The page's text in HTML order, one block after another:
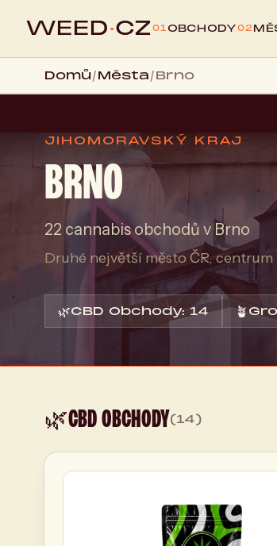
WEED·CZ 01OBCHODY02
Domů/Města/Brno
JIHOMORAVSKÝ KRAJ
BRNO
22 cannabis obchodů v Brno
Druhé největší město ČR, centrum
🌿CBD Obchody: 14 🪴
🌿CBD OBCHODY(14)